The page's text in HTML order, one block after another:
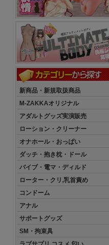
新商品・新規取扱商品
M-ZAKKAオリジナル
アダルトグッズ実演販売
ローション・クリーナー
オナホール・おっぱい
ダッチ・抱き枕・ドール
バイブ・電マ・ディルド
ローター・クリ,乳首責め
コンドーム
アナル
サポートグッズ
SM・拘束具